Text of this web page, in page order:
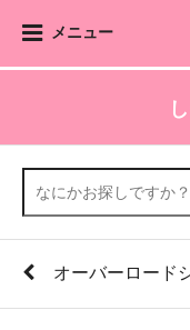
メニュー
オーバーロード